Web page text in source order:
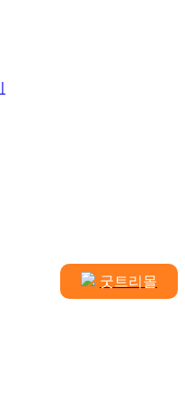
굿트리몰